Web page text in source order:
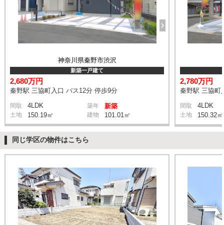
神奈川県秦野市渋沢
新築一戸建て
2,680万円
秦野駅 三協町入口 バス12分 停歩9分
間取 4LDK 築年 新築
土地 150.19㎡ 建物 101.01㎡
2,780万円
秦野駅 三協町
間取 4LDK
土地 150.32㎡
同じ学区の物件はこちら